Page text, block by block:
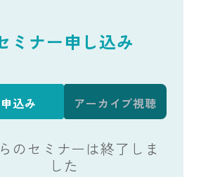
ミナー申し込み
込み アーカイブ視聴
のセミナーは終了しま
した